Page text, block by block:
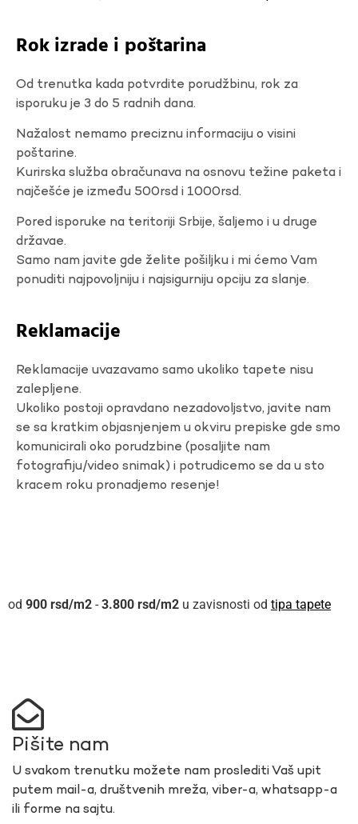
Rok izrade i poštarina
Od trenutka kada potvrdite porudžbinu, rok za
isporuku je 3 do 5 radnih dana.
Nažalost nemamo preciznu informaciju o visini
poštarine.
Kurirska služba obračunava na osnovu težine paketa i
najčešće je između 500rsd i 1000rsd.
Pored isporuke na teritoriji Srbije, šaljemo i u druge
državae.
Samo nam javite gde želite pošiljku i mi ćemo Vam
ponuditi najpovoljniju i najsigurniju opciju za slanje.
Reklamacije
Reklamacije uvazavamo samo ukoliko tapete nisu
zalepljene.
Ukoliko postoji opravdano nezadovoljstvo, javite nam
se sa kratkim objasnjenjem u okviru prepiske gde smo
komunicirali oko porudzbine (posaljite nam
fotografiju/video snimak) i potrudicemo se da u sto
kracem roku pronadjemo resenje!
900 rsd - 3.800 rsd u zavisnosti od tipa tapete
Pišite nam
U svakom trenutku možete nam proslediti Vaš upit
putem mail-a, društvenih mreža, viber-a, whatsapp-a
ili forme na sajtu.